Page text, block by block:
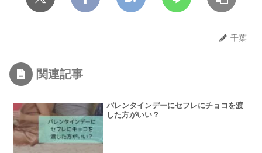
千葉
関連記事
バレンタインデーにセフレにチョコを渡
した方がいい？